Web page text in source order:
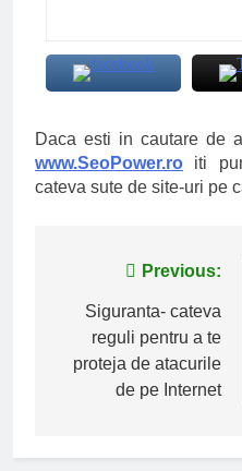
Daca esti in cautare de
www.SeoPower.ro iti
cateva sute de site-uri pe
Navigare
articole
Previous:
Siguranta- cateva
reguli pentru a te
proteja de atacurile
de pe Internet